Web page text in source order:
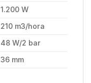
1.200 W
210 m3/hora
48 W/2 bar
36 mm